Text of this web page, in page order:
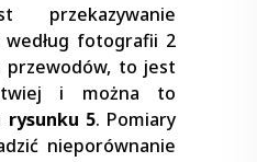
przekazywanie
fotografii 2
przewodów, to jest
i można to
rysunku 5. Pomiary
nieporównanie